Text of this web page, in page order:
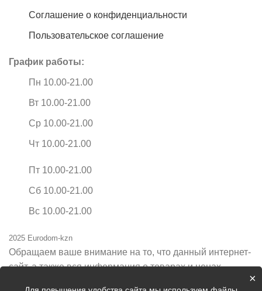
Соглашение о конфиденциальности
Пользовательское соглашение
График работы:
Пн 10.00-21.00
Вт 10.00-21.00
Ср 10.00-21.00
Чт 10.00-21.00
Пт 10.00-21.00
Сб 10.00-21.00
Вс 10.00-21.00
2025 Eurodom-kzn
Обращаем ваше внимание на то, что данный интернет-
сайт, а также вся информация о товарах и ценах,
×